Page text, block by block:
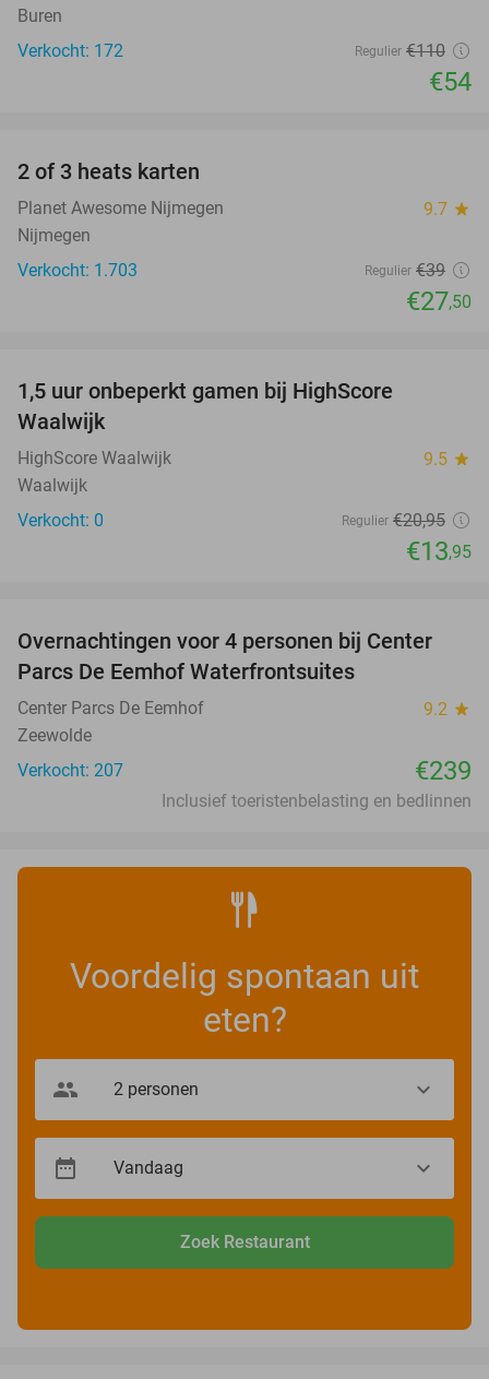
Buren
Verkocht: 172
Regulier €110
€54
2 of 3 heats karten
Planet Awesome Nijmegen 9.7 star
Nijmegen
Verkocht: 1.703
Regulier €39
€27,50
TODAY
1,5 uur onbeperkt gamen bij HighScore
Waalwijk
HighScore Waalwijk 9.5 star
Waalwijk
Verkocht: 0
Regulier €20,95
€13,95
Overnachtingen voor 4 personen bij Center
Parcs De Eemhof Waterfrontsuites
Center Parcs De Eemhof 9.2 star
Zeewolde
Verkocht: 207
€239
Inclusief toeristenbelasting en bedlinnen
Voordelig spontaan uit
eten?
Zoek Restaurant